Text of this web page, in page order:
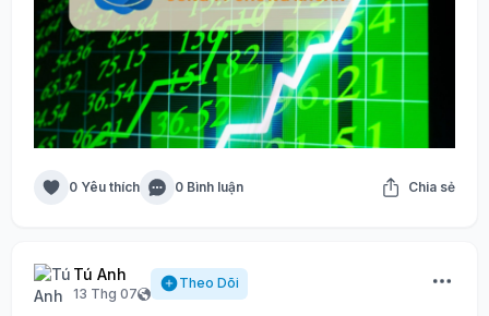
0 Yêu thích 0 Bình luận Chia sẻ
Tú Anh
13 Thg 07
Theo Dõi